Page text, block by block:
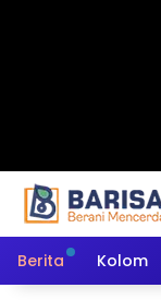
Berita Kolom